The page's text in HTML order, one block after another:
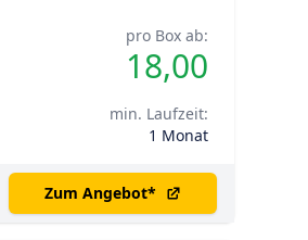
pro Box ab:
18,00
min. Laufzeit:
1 Monat
Zum Angebot*